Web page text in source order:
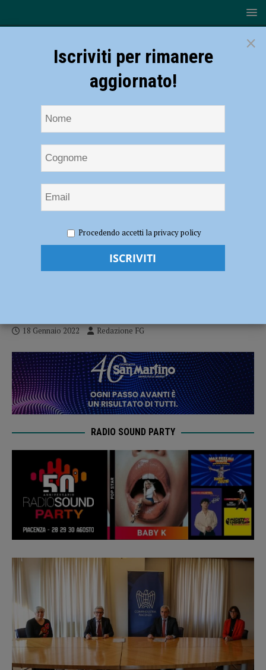
lavoro, accordo tra Confindustria e Ufficio scolastico provinciale
Alternanza scuola-lavoro, accordo tra
18 Gennaio 2022 Redazione FG
RADIO SOUND PARTY
×
Iscriviti per rimanere
aggiornato!
Procedendo accetti la privacy policy